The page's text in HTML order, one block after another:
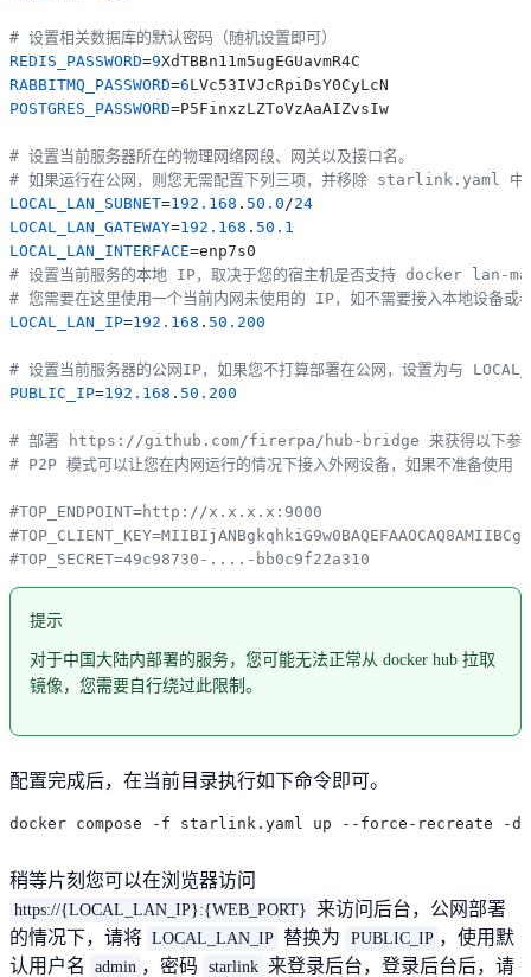
# 设置相关数据库的默认密码（随机设置即可）
REDIS_PASSWORD=9
RABBITMQ_PASSWORD=6
POSTGRES_PASSWORD=P5FinxzLZToVzAaAIZvsIw
# 设置当前服务器所在的物理网络网段、网关以及接口名。
# 如果运行在公网，则您无需配置下列三项，并移除 starlink.yaml
LOCAL_LAN_SUBNET=192.168 . 50.0 /24
LOCAL_LAN_GATEWAY=192.168 . 50.1
LOCAL_LAN_INTERFACE
# 设置当前服务的本地 IP，取决于您的宿主机是否支持 docker lan-
# 您需要在这里使用一个当前内网未使用的 IP，如不需要接入本地设
LOCAL_LAN_IP=192.168 . 50.200
# 设置当前服务器的公网IP，如果您不打算部署在公网，设置为与
PUBLIC_IP=192.168 . 50.200
# 部署 https://github.com/firerpa/hub-bridge 来获得以下参
# P2P 模式可以让您在内网运行的情况下接入外网设备，如果不准备使用
#TOP_ENDPOINT=http://x.x.x.x:9000
#TOP_SECRET=49c98730-....-bb0c9f22a310
提示
对于中国大陆内部署的服务，您可能无法正常从 docker hub 拉取
镜像，您需要自行绕过此限制。
配置完成后，在当前目录执行如下命令即可。
稍等片刻您可以在浏览器访问
https://{LOCAL_LAN_IP}:{WEB_PORT}
来访问后台，公网部署
的情况下，请将 LOCAL_LAN_IP 替换为 PUBLIC_IP ，使用默
认用户名
admin ，密码 starlink
来登录后台，登录后台后，请